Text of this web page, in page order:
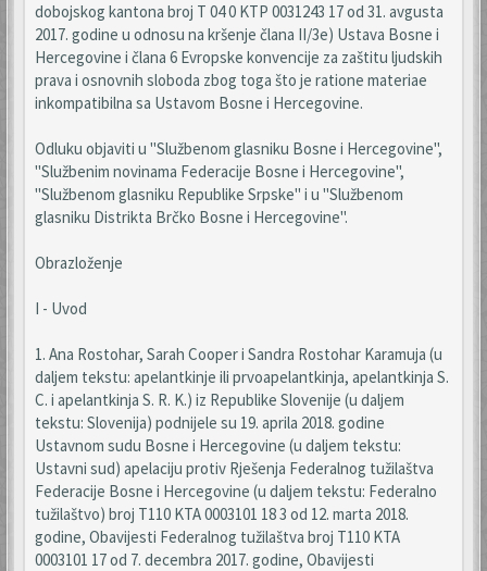
dobojskog kantona broj T 04 0 KTP 0031243 17 od 31. avgusta
2017. godine u odnosu na kršenje člana II/3e) Ustava Bosne i
Hercegovine i člana 6 Evropske konvencije za zaštitu ljudskih
prava i osnovnih sloboda zbog toga što je ratione materiae
inkompatibilna sa Ustavom Bosne i Hercegovine.
Odluku objaviti u "Službenom glasniku Bosne i Hercegovine",
"Službenim novinama Federacije Bosne i Hercegovine",
"Službenom glasniku Republike Srpske" i u "Službenom
glasniku Distrikta Brčko Bosne i Hercegovine".
Obrazloženje
I - Uvod
1. Ana Rostohar, Sarah Cooper i Sandra Rostohar Karamuja (u
daljem tekstu: apelantkinje ili prvoapelantkinja, apelantkinja S.
C. i apelantkinja S. R. K.) iz Republike Slovenije (u daljem
tekstu: Slovenija) podnijele su 19. aprila 2018. godine
Ustavnom sudu Bosne i Hercegovine (u daljem tekstu:
Ustavni sud) apelaciju protiv Rješenja Federalnog tužilaštva
Federacije Bosne i Hercegovine (u daljem tekstu: Federalno
tužilaštvo) broj T110 KTA 0003101 18 3 od 12. marta 2018.
godine, Obavijesti Federalnog tužilaštva broj T110 KTA
0003101 17 od 7. decembra 2017. godine, Obavijesti